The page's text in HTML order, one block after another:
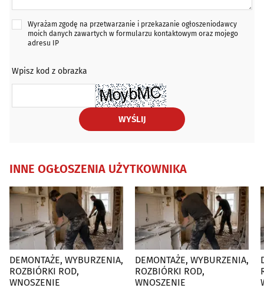
Wyrażam zgodę na przetwarzanie i przekazanie ogłoszeniodawcy
moich danych zawartych w formularzu kontaktowym oraz mojego
adresu IP
Wpisz kod z obrazka
WYŚLIJ
INNE OGŁOSZENIA UŻYTKOWNIKA
DEMONTAŻE, WYBURZENIA,
ROZBIÓRKI ROD,
WNOSZENIE
DEMONTAŻE, WYBURZENIA,
ROZBIÓRKI ROD,
WNOSZENIE